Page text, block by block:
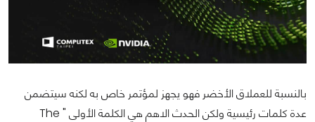
بالنسبة للعملاق الأخضر فهو يجهز لمؤتمر خاص به لكنه سيتضمن
عدة كلمات رئيسية ولكن الحدث الاهم هي الكلمة الأولى " The